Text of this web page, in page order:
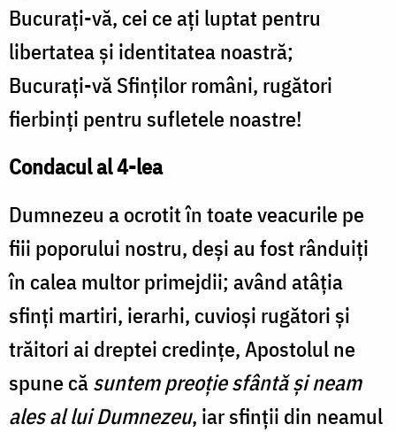
Bucuraţi-vă, cei ce aţi luptat pentru
libertatea şi identitatea noastră;
Bucuraţi-vă Sfinţilor români, rugători
fierbinţi pentru sufletele noastre!
Condacul al 4-lea
Dumnezeu a ocrotit în toate veacurile pe
fiii poporului nostru, deşi au fost rânduiţi
în calea multor primejdii; având atâţia
sfinţi martiri, ierarhi, cuvioşi rugători şi
trăitori ai dreptei credinţe, Apostolul ne
spune căsuntem preoţie sfântă şi neam
ales al lui Dumnezeu, iar sfinţii din neamul